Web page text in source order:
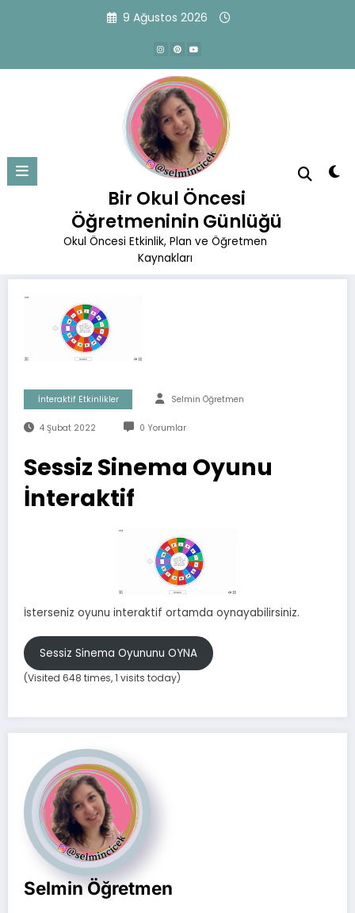
9 Ağustos 2026
Bir Okul Öncesi
Öğretmeninin Günlüğü
Okul Öncesi Etkinlik, Plan ve Öğretmen
Kaynakları
Sessiz Sinema Oyunu İnteraktif
Başlangıç
İnteraktif Etkinlikler
Sessiz Sinema Oyunu İnteraktif
İnteraktif Etkinlikler Selmin Öğretmen
4 Şubat 2022 0 Yorumlar
Sessiz Sinema Oyunu
İnteraktif
İsterseniz oyunu interaktif ortamda oynayabilirsiniz.
Sessiz Sinema Oyununu OYNA
(Visited 648 times, 1 visits today)
Selmin Öğretmen